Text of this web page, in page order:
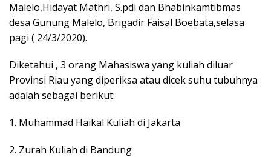
Malelo,Hidayat Mathri, S.pdi dan Bhabinkamtibmas
desa Gunung Malelo, Brigadir Faisal Boebata,selasa
pagi ( 24/3/2020).
Diketahui , 3 orang Mahasiswa yang kuliah diluar
Provinsi Riau yang diperiksa atau dicek suhu tubuhnya
adalah sebagai berikut:
1. Muhammad Haikal Kuliah di Jakarta
2. Zurah Kuliah di Bandung